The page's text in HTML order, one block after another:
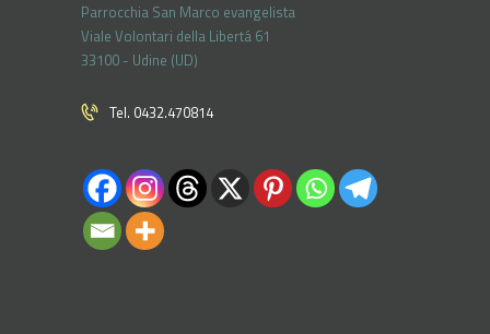
Parrocchia San Marco evangelista
Viale Volontari della Libertá 61
33100 - Udine (UD)
Tel. 0432.470814